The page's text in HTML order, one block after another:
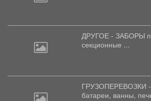
ДРУГОЕ - ЗАБОРЫ
секционные ...
ГРУЗОПЕРЕВОЗКИ
батареи, ванны,